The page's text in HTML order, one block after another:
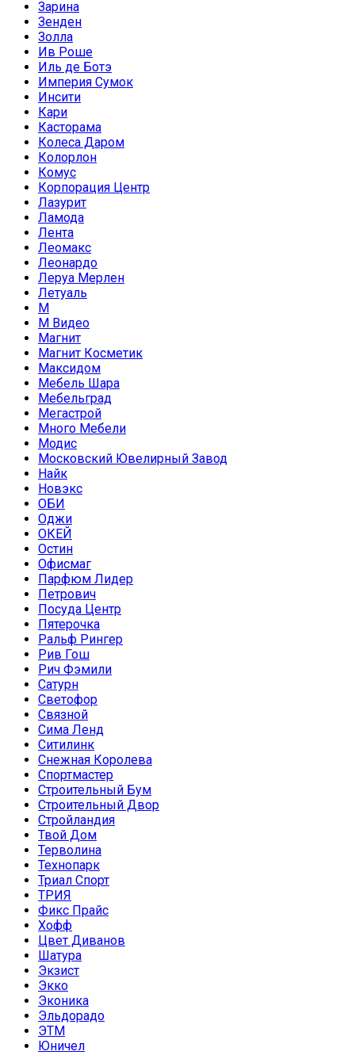
Зарина
Зенден
Золла
Ив Роше
Иль де Ботэ
Империя Сумок
Инсити
Кари
Касторама
Колеса Даром
Колорлон
Комус
Корпорация Центр
Лазурит
Ламода
Лента
Леомакс
Леонардо
Леруа Мерлен
Летуаль
М
М Видео
Магнит
Магнит Косметик
Максидом
Мебель Шара
Мебельград
Мегастрой
Много Мебели
Модис
Московский Ювелирный Завод
Найк
Новэкс
ОБИ
Оджи
ОКЕЙ
Остин
Офисмаг
Парфюм Лидер
Петрович
Посуда Центр
Пятерочка
Ральф Рингер
Рив Гош
Рич Фэмили
Сатурн
Светофор
Связной
Сима Ленд
Ситилинк
Снежная Королева
Спортмастер
Строительный Бум
Строительный Двор
Стройландия
Твой Дом
Терволина
Технопарк
Триал Спорт
ТРИЯ
Фикс Прайс
Хофф
Цвет Диванов
Шатура
Экзист
Экко
Эконика
Эльдорадо
ЭТМ
Юничел